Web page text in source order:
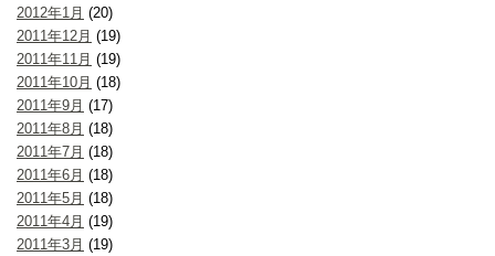
2012年1月 (20)
2011年12月 (19)
2011年11月 (19)
2011年10月 (18)
2011年9月 (17)
2011年8月 (18)
2011年7月 (18)
2011年6月 (18)
2011年5月 (18)
2011年4月 (19)
2011年3月 (19)